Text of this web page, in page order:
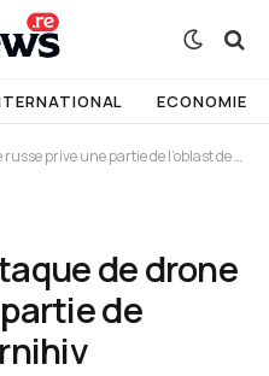
ECONOMIE
partie de l’oblast de Tchernihiv d’électricité
de drone
de